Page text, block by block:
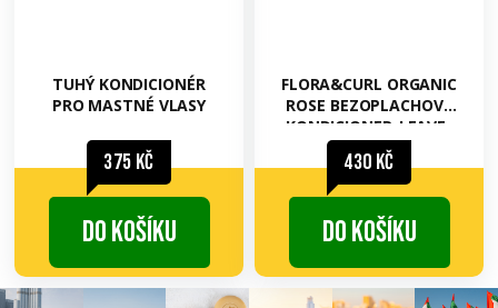
TUHÝ KONDICIONÉR
PRO MASTNÉ VLASY
375 Kč
Do košíku
FLORA&CURL ORGANIC
ROSE BEZOPLACHOVÝ
KONDICIONER-LEAVE-
IN
430 Kč
Do košíku